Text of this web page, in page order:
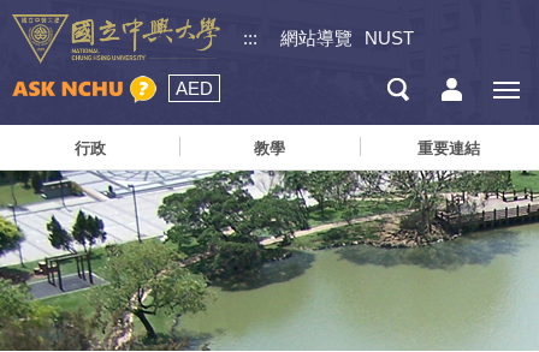
::: 網站導覽 NUST
AED
行政 教學 重要連結